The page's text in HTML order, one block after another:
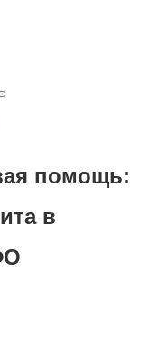
помощь:
в